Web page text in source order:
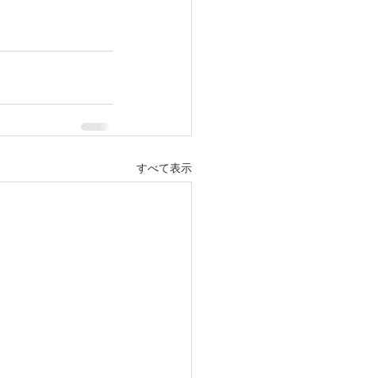
すべて表示